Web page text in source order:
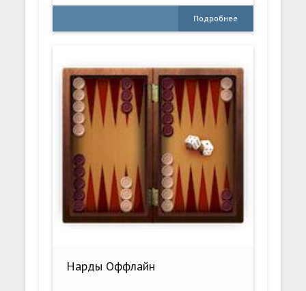
Подробнее
Нарды Оффлайн